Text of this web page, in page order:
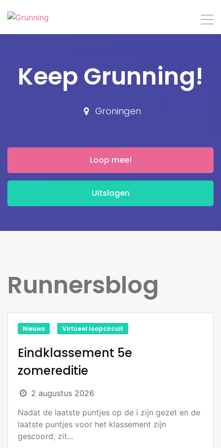
Keep Grunning!
Groningen
Loop mee!
Uitslagen
Runnersblog
Nieuws Virtueel loopcircuit
Eindklassement 5e
zomereditie
2 augustus 2026
Nadat de laatste puntjes op de i zijn gezet en de
laatste puntjes voor het klassement zijn
gescoord, zit...